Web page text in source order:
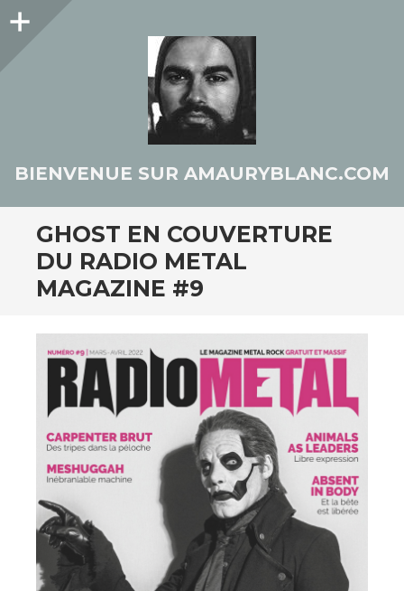
Colonne
BIENVENUE SUR AMAURYBLANC.COM
GHOST EN COUVERTURE
DU RADIO METAL
MAGAZINE #9